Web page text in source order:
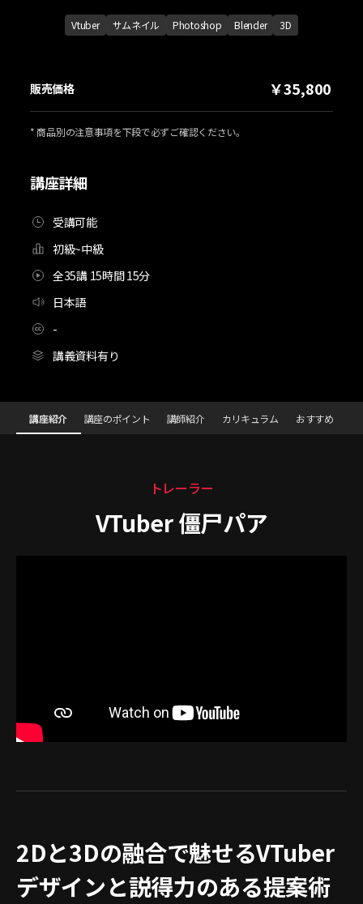
Vtuber サムネイル Photoshop Blender 3D
講座詳細
受講可能
初級~中級
全35講 15時間 15分
日本語
-
講義資料有り
販売価格 ￥35,800
* 商品別の注意事項を下段で必ずご確認ください。
[Class+]VTuberの活動から「立体感」のあるデザインを導く
Configuration Information Shortcuts
講座紹介 講座のポイント 講師紹介 カリキュラム おすすめ
トレーラー
VTuber 僵尸パア
2Dと3Dの融合で魅せるVTuber
デザインと説得力のある提案術